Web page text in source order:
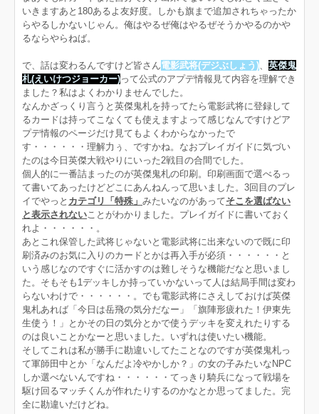
いきますあと180あるよ友好度。しかも旗まで追加されちゃったか
らやるしかないじゃん。俺はやるぜ俺はやるぜそうかやるのかや
るならやらねば。
で、話は変わるんですけど皆さん電影武将(デジぶしょう)、 英傑鬼
札(えいけつジョーカー)って公式のアプデ情報見て内容を理解でき
ました？私はよくわかりませんでした。
なんかざっくり言うと英傑鬼札を持ってたら電影武将に登録して
るカードは持ってこなくても使えますよって感じなんですけどア
プデ情報のページだけ見てもよくわからなかったで
す・・・・・・理解力ぅ、ですかね。なおプレイガイドに気づい
たのは今日英傑大戦やりにいった2戦目の合間でした。
個人的に一番詰まったのが英傑鬼札の印刷。印刷画面で選べるっ
て書いてあったけどどこにあんねんって思いました。3回目のプレ
イでやっと カテゴリ「特殊」 みたいなのがあってそこを選ばない
と表示されないことがわかりました。プレイガイドに書いておく
れよ・・・・・・。
あとこれ保管した武将じゃないと電影武将に出来ないので既に印
刷済みのお気に入りのカードとかは再入手が必須・・・・・・と
いう感じなのですぐに活かすのは難しそうな機能だなと思いまし
た。そもそも1デッキしか持っていかないって人は結局手間は変わ
らないわけで・・・・・・。でも電影武将にさえしておけば英傑
鬼札あれば「今日は岳飛の気分だなー」「旗陣形疲れた！伊東先
生使う！」とかその日の気分とかで使うデッキを変えれたりする
のは良いことかなーと思いました。いずれは使いたい機能。
そしてこれは私が勝手に勘違いしてたことなのですが英傑鬼札っ
て軍師田中とか「なんだよ冷やかしか？」の女の子みたいなNPC
しか選べないんですね・・・・・・てっきり騎兵になって戦場を
駆け回るマッチくんが作れたりするのかなとか思ってました。完
全に勘違いだけどね。